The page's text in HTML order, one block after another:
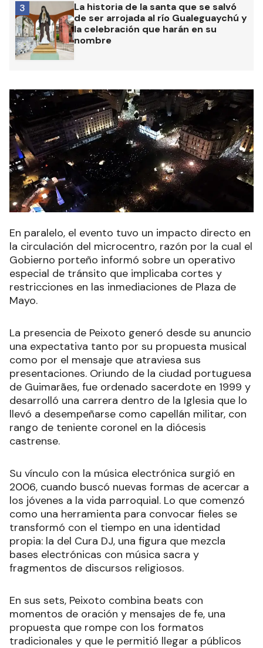
La historia de la santa que se salvó
de ser arrojada al río Gualeguaychú y
la celebración que harán en su
nombre
3
En paralelo, el evento tuvo un impacto directo en
la circulación del microcentro, razón por la cual el
Gobierno porteño informó sobre un operativo
especial de tránsito que implicaba cortes y
restricciones en las inmediaciones de Plaza de
Mayo.
La presencia de Peixoto generó desde su anuncio
una expectativa tanto por su propuesta musical
como por el mensaje que atraviesa sus
presentaciones. Oriundo de la ciudad portuguesa
de Guimarães, fue ordenado sacerdote en 1999 y
desarrolló una carrera dentro de la Iglesia que lo
llevó a desempeñarse como capellán militar, con
rango de teniente coronel en la diócesis
castrense.
Su vínculo con la música electrónica surgió en
2006, cuando buscó nuevas formas de acercar a
los jóvenes a la vida parroquial. Lo que comenzó
como una herramienta para convocar fieles se
transformó con el tiempo en una identidad
propia: la del Cura DJ, una figura que mezcla
bases electrónicas con música sacra y
fragmentos de discursos religiosos.
En sus sets, Peixoto combina beats con
momentos de oración y mensajes de fe, una
propuesta que rompe con los formatos
tradicionales y que le permitió llegar a públicos